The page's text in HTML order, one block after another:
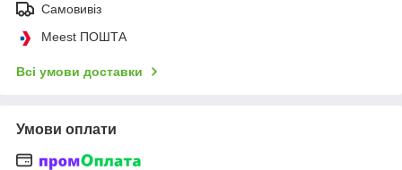
Самовивіз
Meest ПОШТА
Всі умови доставки
Умови оплати